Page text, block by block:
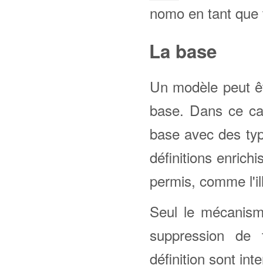
nomo en tant que
La base
Un modèle peut
base. Dans ce
base avec des
définitions
permis, comme
Seul le
suppression
définition sont